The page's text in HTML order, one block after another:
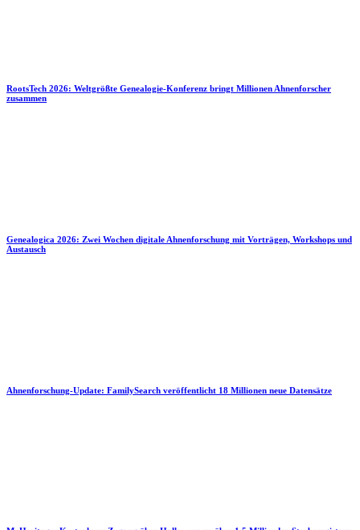
RootsTech 2026: Weltgrößte Genealogie-Konferenz bringt Millionen Ahnenforscher
zusammen
Genealogica 2026: Zwei Wochen digitale Ahnenforschung mit Vorträgen, Workshops und
Austausch
Ahnenforschung-Update: FamilySearch veröffentlicht 18 Millionen neue Datensätze